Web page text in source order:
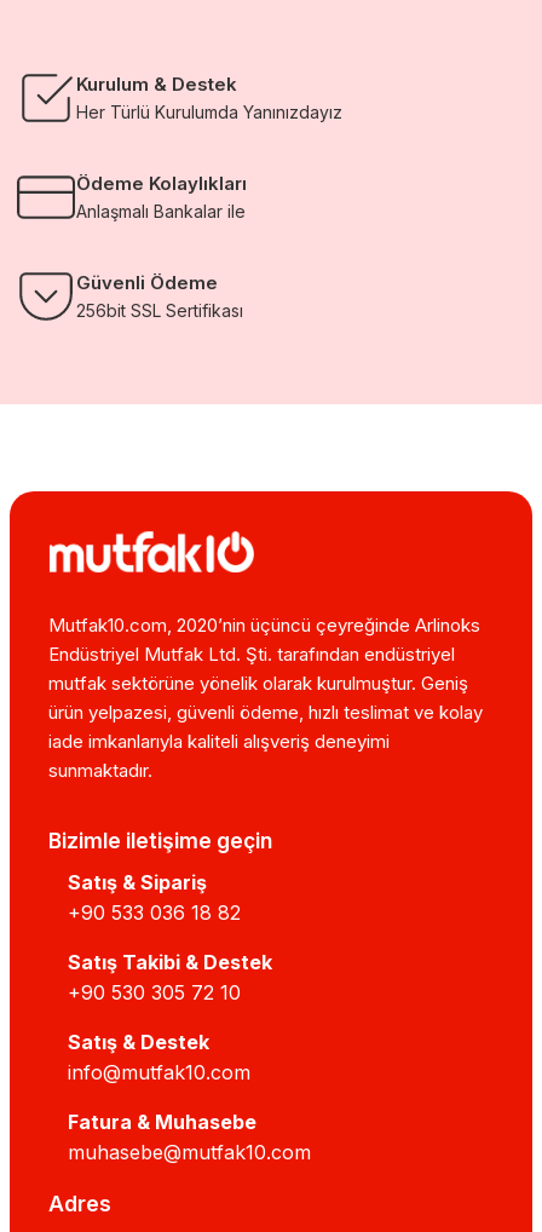
Kurulum & Destek
Her Türlü Kurulumda Yanınızdayız
Ödeme Kolaylıkları
Anlaşmalı Bankalar ile
Güvenli Ödeme
256bit SSL Sertifikası
Mutfak10.com, 2020’nin üçüncü çeyreğinde Arlinoks
Endüstriyel Mutfak Ltd. Şti. tarafından endüstriyel
mutfak sektörüne yönelik olarak kurulmuştur. Geniş
ürün yelpazesi, güvenli ödeme, hızlı teslimat ve kolay
iade imkanlarıyla kaliteli alışveriş deneyimi
sunmaktadır.
Bizimle iletişime geçin
Satış & Sipariş
+90 533 036 18 82
Satış Takibi & Destek
+90 530 305 72 10
Satış & Destek
info@mutfak10.com
Fatura & Muhasebe
muhasebe@mutfak10.com
Adres